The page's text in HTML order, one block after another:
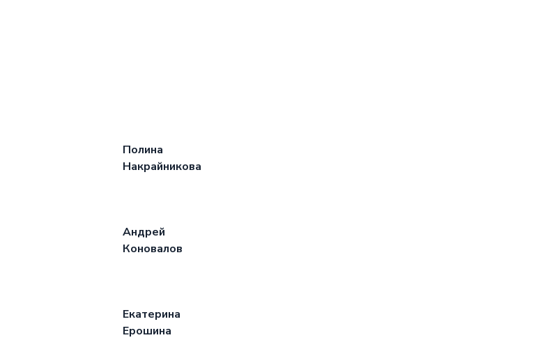
Полина
Накрайникова
Андрей
Коновалов
Екатерина
Ерошина